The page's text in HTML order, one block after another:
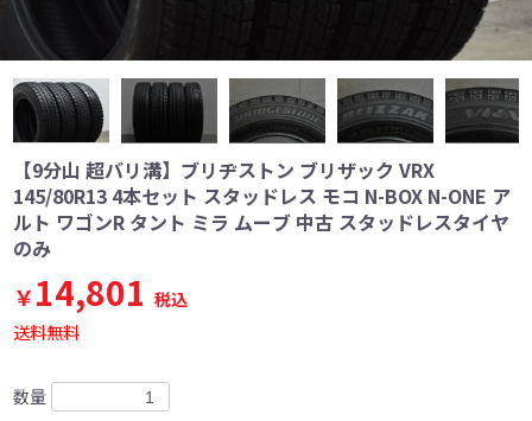
【9分山 超バリ溝】ブリヂストン ブリザック VRX
145/80R13 4本セット スタッドレス モコ N-BOX N-ONE ア
ルト ワゴンR タント ミラ ムーブ 中古 スタッドレスタイヤ
のみ
￥14,801 税込
送料無料
数量